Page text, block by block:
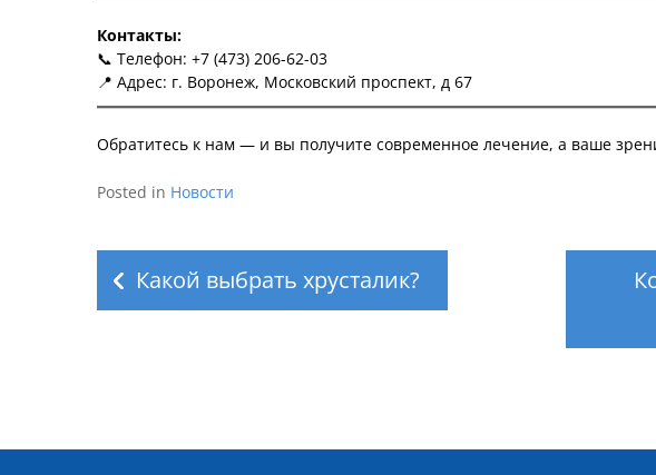
Контакты:
📞 Телефон: +7 (473) 206-62-03
📍 Адрес: г. Воронеж, Московский проспект, д 67
Обратитесь к нам — и вы получите современное лечение, а ваше
Posted in Новости
Навигация
по
записям
Какой выбрать хрусталик?